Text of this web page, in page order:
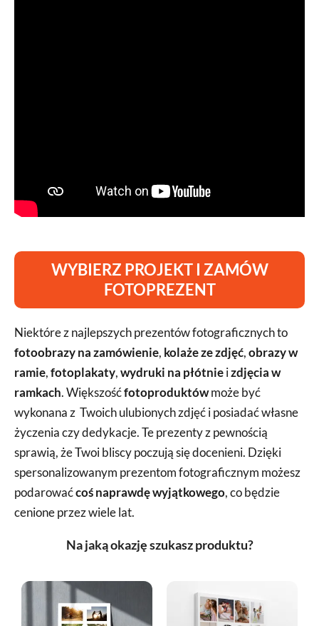
WYBIERZ PROJEKT I ZAMÓW
FOTOPREZENT
Niektóre z najlepszych prezentów fotograficznych to
fotoobrazy na zamówienie, kolaże ze zdjęć,obrazy w
ramie,fotoplakaty,wydruki na płótnieizdjęcia w
ramkach. Większośćfotoproduktówmoże być
wykonana z Twoich ulubionych zdjęć i posiadać własne
życzenia czy dedykacje. Te prezenty z pewnością
sprawią, że Twoi bliscy poczują się docenieni. Dzięki
spersonalizowanym prezentom fotograficznym możesz
podarowaćcoś naprawdę wyjątkowego, co będzie
cenione przez wiele lat.
Na jaką okazję szukasz produktu?